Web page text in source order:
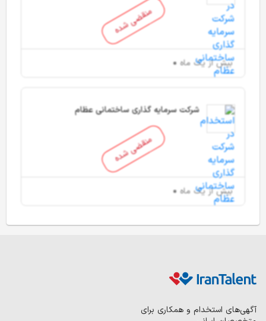
منقضی شده
بیش از یک ماه
منقضی شده
شرکت سرمایه گذاری ساختمانی عظام
بیش از یک ماه
آگهی‌های استخدام و همکاری برای